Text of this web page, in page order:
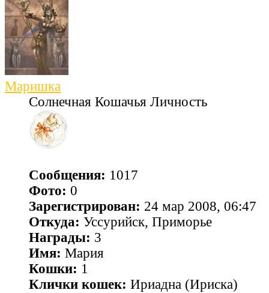
Маришка
Солнечная Кошачья Личность
Сообщения: 1017
Фото: 0
Зарегистрирован: 24 мар 2008, 06:47
Откуда: Уссурийск, Приморье
Награды: 3
Имя: Мария
Кошки: 1
Клички кошек: Ириадна (Ириска)